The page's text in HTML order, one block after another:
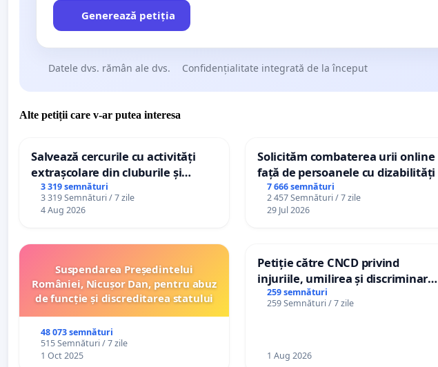
Generează petiția
Datele dvs. rămân ale dvs. Confidențialitate integrată de la început
Alte petiții care v-ar putea interesa
Salvează cercurile cu activități
extrașcolare din cluburile și
palatele copiilor
3 319 semnături
3 319 Semnături / 7 zile
4 Aug 2026
Solicităm combaterea urii online
față de persoanele cu dizabilități
7 666 semnături
2 457 Semnături / 7 zile
29 Jul 2026
Suspendarea Președintelui
României, Nicușor Dan, pentru abuz
de funcție și discreditarea statului
48 073 semnături
515 Semnături / 7 zile
1 Oct 2025
Petiție către CNCD privind
injuriile, umilirea și discriminarea
persoanelor cu dizabilități de
către utilizatorul TikTok „Gorici”
259 semnături
259 Semnături / 7 zile
1 Aug 2026